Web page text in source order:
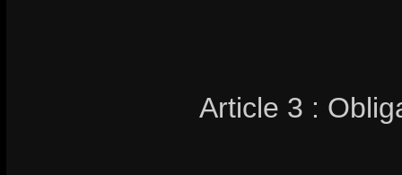
Article 3 :